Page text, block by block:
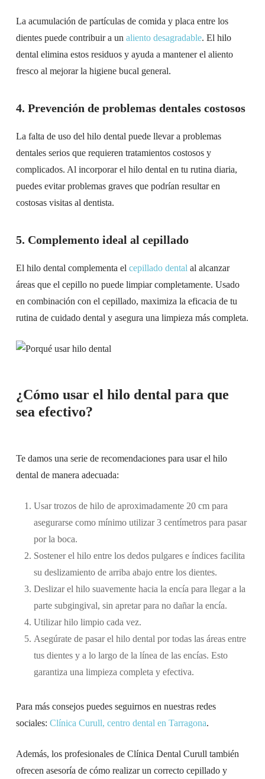
La acumulación de partículas de comida y placa entre los
dientes puede contribuir a un aliento desagradable. El hilo
dental elimina estos residuos y ayuda a mantener el aliento
fresco al mejorar la higiene bucal general.
4. Prevención de problemas dentales costosos
La falta de uso del hilo dental puede llevar a problemas
dentales serios que requieren tratamientos costosos y
complicados. Al incorporar el hilo dental en tu rutina diaria,
puedes evitar problemas graves que podrían resultar en
costosas visitas al dentista.
5. Complemento ideal al cepillado
El hilo dental complementa el cepillado dental al alcanzar
áreas que el cepillo no puede limpiar completamente. Usado
en combinación con el cepillado, maximiza la eficacia de tu
rutina de cuidado dental y asegura una limpieza más completa.
¿Cómo usar el hilo dental para que
sea efectivo?
Te damos una serie de recomendaciones para usar el hilo
dental de manera adecuada:
Usar trozos de hilo de aproximadamente 20 cm para
asegurarse como mínimo utilizar 3 centímetros para pasar
por la boca.
Sostener el hilo entre los dedos pulgares e índices facilita
su deslizamiento de arriba abajo entre los dientes.
Deslizar el hilo suavemente hacia la encía para llegar a la
parte subgingival, sin apretar para no dañar la encía.
Utilizar hilo limpio cada vez.
Asegúrate de pasar el hilo dental por todas las áreas entre
tus dientes y a lo largo de la línea de las encías. Esto
garantiza una limpieza completa y efectiva.
Para más consejos puedes seguirnos en nuestras redes
sociales: Clínica Curull, centro dental en Tarragona.
Además, los profesionales de Clínica Dental Curull también
ofrecen asesoría de cómo realizar un correcto cepillado y